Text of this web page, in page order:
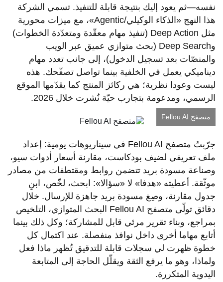
نفسه—ثم يعود إليك بنتيجة قابلة للتنفيذ. تسمي الشركة
هذا النهج «الذكاء الوكيلي/Agentic»، مع ميزات محورية
مثل Deep Action (تنفيذ مهام معقّدة ومتعدّدة الخطوات)
وDeep Search (بحث متوازي عميق عبر الويب
والمنصّات بعد تسجيل الدخول)، إلى جانب تعدد مهام
ديناميكي يعمل في الخلفية بينما تواصل تصفّحك. هذه
ليست وعودا نظرية؛ هي ركائز المنتج كما يقدّمها الموقع
الرسمي، ومدعومة بتجارب حيّة نُشرت خلال 2026.
متصفح Fellou AI
جرّبتُ متصفح Fellou AI في سيناريوهات يومية: إعداد
ملف تعريفي لضيف بودكاست، مقارنة أسعار أدوات سيو،
وصناعة مسودة بريد تتضمن روابط ومقتطفات من مصادر
موثّقة. أعطيته «هدفا» لا «سؤالا»: ابحث، لخّص، ابنِ
جدول مقارنة، وصِغ مسودة بريد جاهزة للإرسال. خلال
دقائق تولّى متصفح Fellou AI البحث المتوازي، التلخيص
بمراجع، وبناء تقرير مرئي قابل للمشاركة؛ وكل ذلك بينما
أتابع مهاما أخرى داخل نوافذ منفصلة. عند اكتمال كل
خطوة ظهرت لي سجلات قابلة للتدقيق تُظهر ماذا فعل
ولماذا، وهو ما يرفع الثقة ويقلّل الحاجة إلى المتابعة
اليدوية المتكررة.